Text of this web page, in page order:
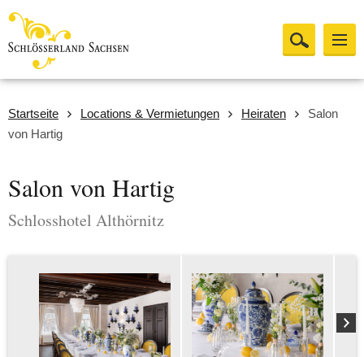
Startseite Locations & Vermietungen Heiraten
Salon
von Hartig
Salon von Hartig
Schlosshotel Althörnitz